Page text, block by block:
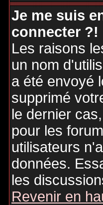
Je me suis
connecter ?!
Les raisons
un nom
a été envoyé
supprimé
le dernier
pour les
utilisateurs
données.
les
Revenir en